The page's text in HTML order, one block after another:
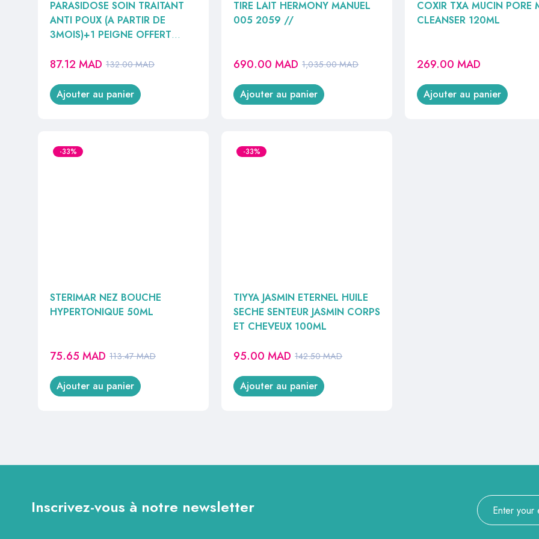
PARASIDOSE SOIN TRAITANT
ANTI POUX (A PARTIR DE
3MOIS)+1 PEIGNE OFFERT
132.00MAD
87.12 MAD
Ajouter au panier
TIRE LAIT HERMONY MANUEL
005 2059 //
1,035.00MAD
690.00MAD
Ajouter au panier
COXIR TXA MUCIN PORE
CLEANSER 120ML
269.00MAD
Ajouter au panier
-33%
STERIMAR NEZ BOUCHE
HYPERTONIQUE 50ML
113.47MAD
75.65 MAD
Ajouter au panier
-33%
TIYYA JASMIN ETERNEL HUILE
SECHE SENTEUR JASMIN CORPS
ET CHEVEUX 100ML
142.50MAD
95.00MAD
Ajouter au panier
Inscrivez-vous à notre newsletter